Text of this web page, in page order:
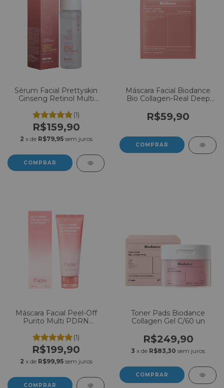
Sérum Facial Prettyskin
Ginseng Retinol Multi
(1)
R$159,90
2 x de R$79,95 sem juros
Máscara Facial Biodance
Bio Collagen-Real Deep
R$59,90
Máscara Facial Peel-Off
Purito Multi PDRN
100ml
(1)
R$199,90
2 x de R$99,95 sem juros
Toner Pads Biodance
Collagen Gel C/60 un
R$249,90
3 x de R$83,30 sem juros